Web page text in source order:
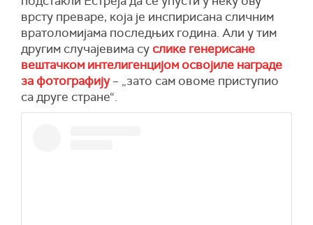
врсту преваре, која је инспирисана сличним
вратоломијама последњих година. Али у тим
другим случајевима су слике генерисане
вештачком интелигенцијом освојиле награде
за фотографију– „зато сам овоме приступио
са друге стране“.